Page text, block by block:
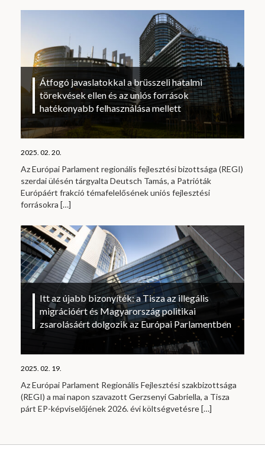
Átfogó javaslatokkal a brüsszeli hatalmi
törekvések ellen és az uniós források
hatékonyabb felhasználása mellett
2025. 02. 20.
Az Európai Parlament regionális fejlesztési bizottsága (REGI)
szerdai ülésén tárgyalta Deutsch Tamás, a Patrióták
Európáért frakció témafelelősének uniós fejlesztési
forrásokra […]
Itt az újabb bizonyíték: a Tisza az illegális
migrációért és Magyarország politikai
zsarolásáért dolgozik az Európai Parlamentben
2025. 02. 19.
Az Európai Parlament Regionális Fejlesztési szakbizottsága
(REGI) a mai napon szavazott Gerzsenyi Gabriella, a Tisza
párt EP-képviselőjének 2026. évi költségvetésre[…]